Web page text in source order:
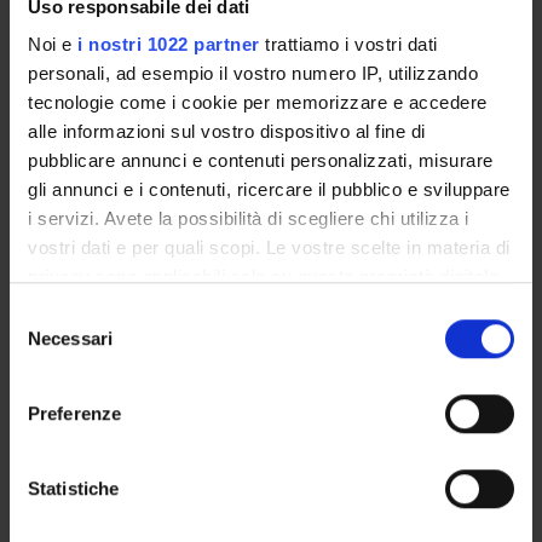
Uso responsabile dei dati
Noi e i nostri 1022 partner trattiamo i vostri dati
personali, ad esempio il vostro numero IP, utilizzando
tecnologie come i cookie per memorizzare e accedere
alle informazioni sul vostro dispositivo al fine di
pubblicare annunci e contenuti personalizzati, misurare
gli annunci e i contenuti, ricercare il pubblico e sviluppare
i servizi. Avete la possibilità di scegliere chi utilizza i
vostri dati e per quali scopi. Le vostre scelte in materia di
modificare o revocare il proprio consenso in qualsiasi
momento dalla Dichiarazione sui cookie o facendo clic
raccogliere informazioni sulla tua posizione
geografica, con un'approssimazione di qualche
delNecessari
Preferenze
Statistiche
Thesis and internship proposals
Governing bodies
Faculty staff
STUDYING
COURSES
PHD PROGRAMMES AND POSTGRADUATE
TRAINING
Contacts
Places